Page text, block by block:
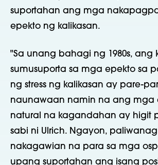
suportahan ang mga
epekto ng kalikasan.
"Sa unang bahagi ng 1980s, ang
sumusuporta sa mga epekto sa
ng stress ng kalikasan ay pare-
naunawaan namin na ang mga
natural na kagandahan ay higit
sabi ni Ulrich. Ngayon,
nakagawian na para sa mga
upang suportahan ang isang